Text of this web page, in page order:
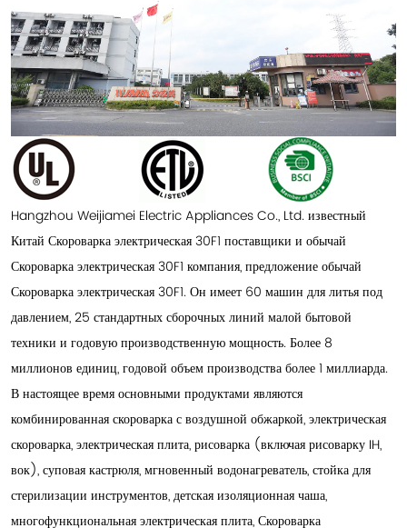
Hangzhou Weijiamei Electric Appliances Co., Ltd. известный
Китай Скороварка электрическая 30F1 поставщики и обычай
Скороварка электрическая 30F1 компания, предложение обычай
Скороварка электрическая 30F1. Он имеет 60 машин для литья под
давлением, 25 стандартных сборочных линий малой бытовой
техники и годовую производственную мощность. Более 8
миллионов единиц, годовой объем производства более 1 миллиарда.
В настоящее время основными продуктами являются
комбинированная скороварка с воздушной обжаркой, электрическая
скороварка, электрическая плита, рисоварка (включая рисоварку IH,
вок), суповая кастрюля, мгновенный водонагреватель, стойка для
стерилизации инструментов, детская изоляционная чаша,
многофункциональная электрическая плита, Скороварка